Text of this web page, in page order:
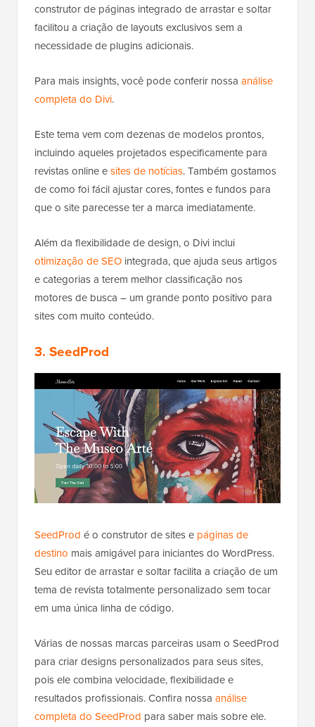
construtor de páginas integrado de arrastar e soltar
facilitou a criação de layouts exclusivos sem a
necessidade de plugins adicionais.
Para mais insights, você pode conferir nossa análise
completa do Divi.
Este tema vem com dezenas de modelos prontos,
incluindo aqueles projetados especificamente para
revistas online esites de notícias. Também gostamos
de como foi fácil ajustar cores, fontes e fundos para
que o site parecesse ter a marca imediatamente.
Além da flexibilidade de design, o Divi inclui
otimização de SEO integrada, que ajuda seus artigos
e categorias a terem melhor classificação nos
motores de busca – um grande ponto positivo para
sites com muito conteúdo.
3. SeedProd
SeedProd é o construtor de sites e páginas de
destino mais amigável para iniciantes do WordPress.
Seu editor de arrastar e soltar facilita a criação de um
tema de revista totalmente personalizado sem tocar
em uma única linha de código.
Várias de nossas marcas parceiras usam o SeedProd
para criar designs personalizados para seus sites,
pois ele combina velocidade, flexibilidade e
resultados profissionais. Confira nossa análise
completa do SeedProd para saber mais sobre ele.